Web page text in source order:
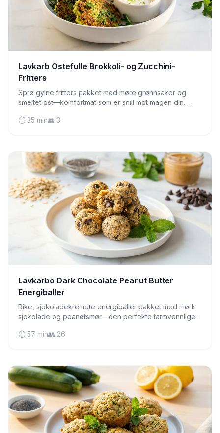
Lavkarb Ostefulle Brokkoli- og Zucchini-
Fritters
Sprø gylne fritters pakket med møre grønnsaker og
smeltet ost—komfortmat som er snill mot magen din.
⏱️ 35 min👥 3
Lavkarbo Dark Chocolate Peanut Butter
Energiballer
Rike, sjokoladekremete energiballer pakket med mørk
sjokolade og peanøtsmør—den perfekte tarmvennlige
hele dagen.
⏱️ 57 min👥 26